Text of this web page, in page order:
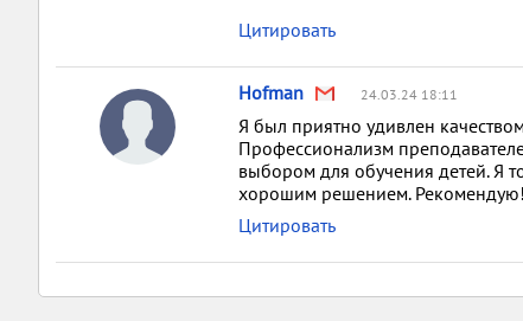
Цитировать
Hofman 24.03.24 18:11
Я был приятно удивлен
Профессионализм
выбором для обучения детей. Я
хорошим решением. Рекомендую!
Цитировать